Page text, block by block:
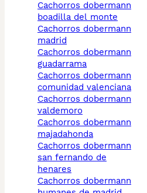
cachorros dobermann
boadilla del monte
cachorros dobermann
madrid
cachorros dobermann
guadarrama
cachorros dobermann
comunidad valenciana
cachorros dobermann
valdemoro
cachorros dobermann
majadahonda
cachorros dobermann
san fernando de
henares
cachorros dobermann